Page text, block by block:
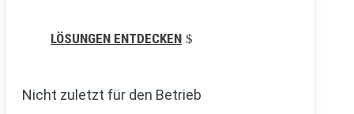
LÖSUNGEN ENTDECKEN
Nicht zuletzt für den Betrieb